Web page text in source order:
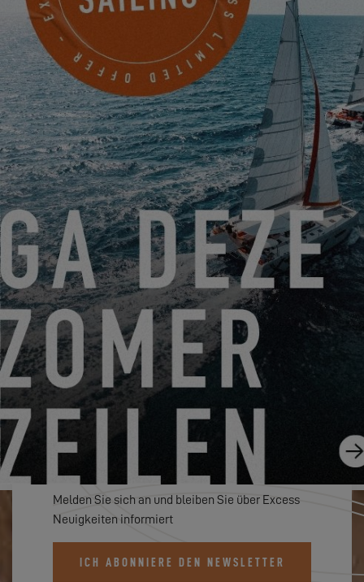
"ARBEITEN VON MEINER EXCESS": NEUE AUSGABE!
05.04.23
VERGESSEN SIE NICHT, FÜR IHR LIEBLINGS-
MEHRRUMPFBOOT ABZUSTIMMEN!
31.03.23
ABONNIEREN SIE DEN EXCESS
NEWSLETTER
Melden Sie sich an und bleiben Sie über Excess
Neuigkeiten informiert
ICH ABONNIERE DEN NEWSLETTER